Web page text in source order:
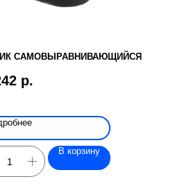
САМОВЫРАВНИВАЮЩИЙСЯ
р.
В корзину